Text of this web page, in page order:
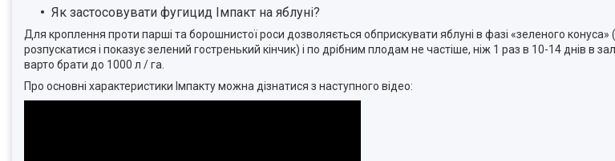
Як застосовувати фугицид Імпакт на яблуні?
Для кроплення проти парші та борошнистої роси дозволяється обприскувати яблуні в фазі «зеленого конуса»
розпускатися і показує зелений гостренький кінчик) і по дрібним плодам не частіше, ніж 1 раз в 10-14 днів в
варто брати до 1000 л / га.
Про основні характеристики Імпакту можна дізнатися з наступного відео: